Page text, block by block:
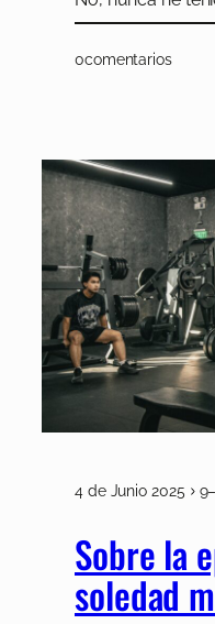
0comentarios
4 de Junio 2025
Sobre la
soledad